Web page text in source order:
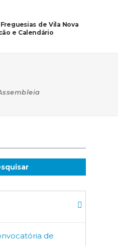
de Vila Nova
e Calendário
de